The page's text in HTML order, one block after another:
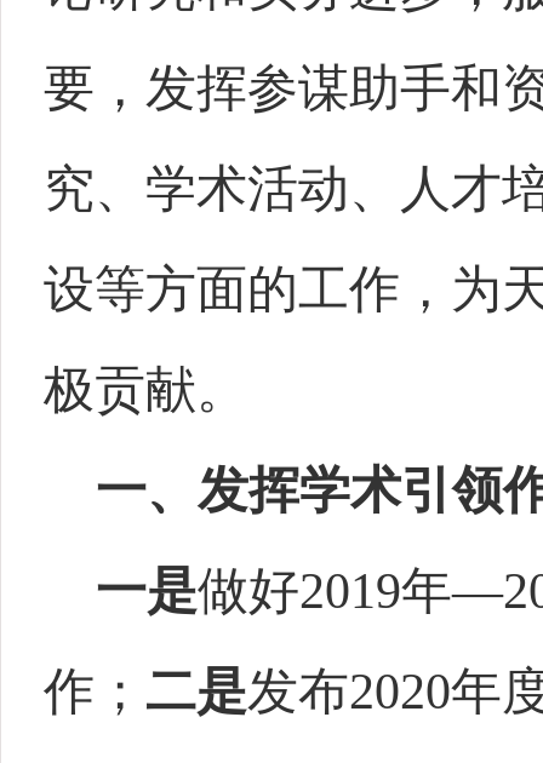
要，发挥参谋助手和
究、学术活动、人才
设等方面的工作，为
极贡献。
一、发挥学术引领
一是做好2019年—
作； 二是发布2020年